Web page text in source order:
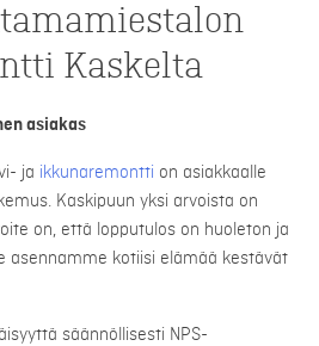
Kaskelta
asiakas
ja ikkunaremontti on asiakkaalle
Kaskipuun yksi arvoista on
on, että lopputulos on huoleton ja
asennamme kotiisi elämää kestävät
säännöllisesti NPS-